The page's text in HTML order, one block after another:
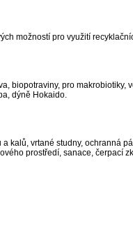
možností pro využití
biopotraviny, pro
dýně Hokaido.
kalů, vrtané studny, ochranná
prostředí, sanace, čerpací